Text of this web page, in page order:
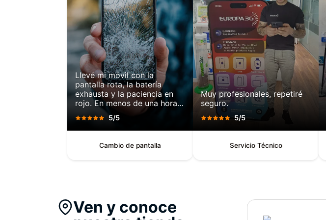
Llevé mi móvil con la
pantalla rota, la batería
exhausta y la paciencia en
rojo. En menos de una hora,
salí con un teléfono que
parecía recién salido de caja.
Pantalla perfecta, respuesta
táctil impecable, batería con
autonomía renovada.
5/5
Cambio de pantalla
Muy profesionales, repetiré
seguro.
5/5
Servicio Técnico
Ven y conoce